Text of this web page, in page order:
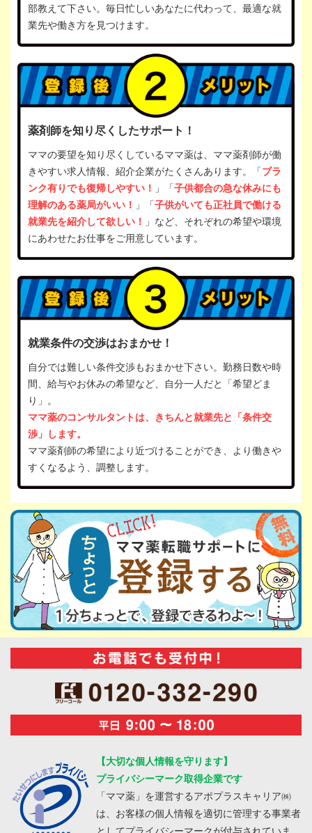
部教えて下さい。毎日忙しいあなたに代わって、最適な就
業先や働き方を見つけます。
薬剤師を知り尽くしたサポート！
ママの要望を知り尽くしているママ薬は、ママ薬剤師が働
きやすい求人情報、紹介企業がたくさんあります。「ブラ
ンク有りでも復帰しやすい！ 」「子供都合の急な休みにも
理解のある薬局がいい！ 」「子供がいても正社員で働ける
就業先を紹介して欲しい！ 」など、それぞれの希望や環境
にあわせたお仕事をご用意しています。
就業条件の交渉はおまかせ！
自分では難しい条件交渉もおまかせ下さい。勤務日数や時
間、給与やお休みの希望など、自分一人だと「希望どま
り」。
ママ薬のコンサルタントは、きちんと就業先と「条件交
渉」します。
ママ薬剤師の希望により近づけることができ、より働きや
すくなるよう、調整します。
【大切な個人情報を守ります】
プライバシーマーク取得企業です
「ママ薬」を運営するアポプラスキャリア㈱
は、お客様の個人情報を適切に管理する事業者